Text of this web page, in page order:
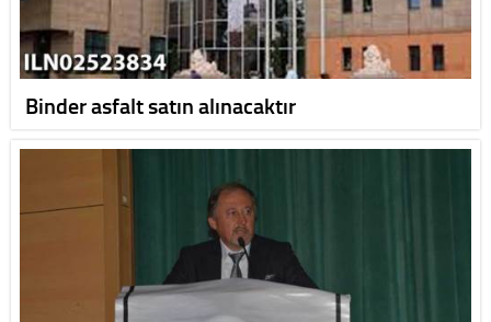
Binder asfalt satın alınacaktır